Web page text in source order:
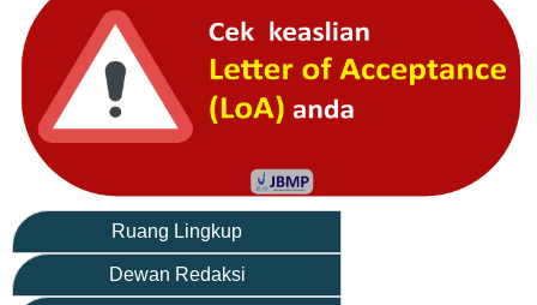
Ruang Lingkup
Dewan Redaksi